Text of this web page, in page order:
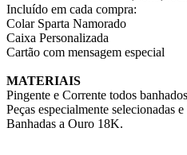
Incluído em cada compra:
Colar Sparta Namorado
Caixa Personalizada
Cartão com mensagem especial
MATERIAIS
Pingente e Corrente todos
Peças especialmente selecionadas
Banhadas a Ouro 18K.